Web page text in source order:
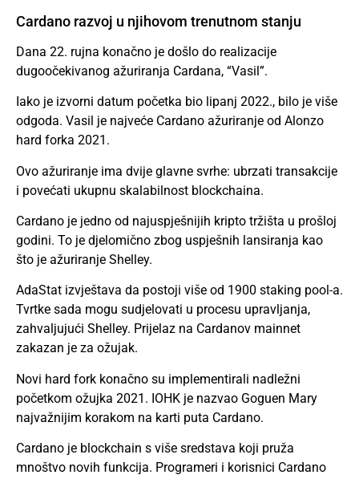
Cardano razvoj u njihovom trenutnom stanju
Dana 22. rujna konačno je došlo do realizacije
dugoočekivanog ažuriranja Cardana, “Vasil”.
Iako je izvorni datum početka bio lipanj 2022., bilo je više
odgoda. Vasil je najveće Cardano ažuriranje od Alonzo
hard forka 2021.
Ovo ažuriranje ima dvije glavne svrhe: ubrzati transakcije
i povećati ukupnu skalabilnost blockchaina.
Cardano je jedno od najuspješnijih kripto tržišta u prošloj
godini. To je djelomično zbog uspješnih lansiranja kao
što je ažuriranje Shelley.
AdaStat izvještava da postoji više od 1900 staking pool-a.
Tvrtke sada mogu sudjelovati u procesu upravljanja,
zahvaljujući Shelley. Prijelaz na Cardanov mainnet
zakazan je za ožujak.
Novi hard fork konačno su implementirali nadležni
početkom ožujka 2021. IOHK je nazvao Goguen Mary
najvažnijim korakom na karti puta Cardano.
Cardano je blockchain s više sredstava koji pruža
mnoštvo novih funkcija. Programeri i korisnici Cardano